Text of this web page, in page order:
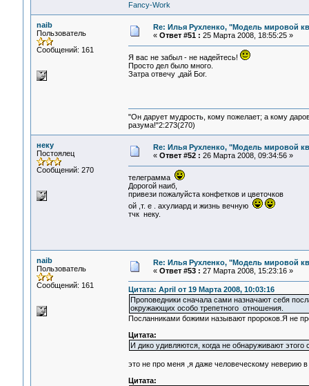
Fancy-Work
naib
Пользователь
Сообщений: 161
Re: Илья Рухленко, "Модель мировой
« Ответ #51 : 25 Марта 2008, 18:55:25 »
Я вас не забыл - не надейтесь!
Просто дел было много.
Затра отвечу ,дай Бог.
"Он дарует мудрость, кому пожелает; а кому
разума!"2:273(270)
неку
Постоялец
Сообщений: 270
Re: Илья Рухленко, "Модель мировой
« Ответ #52 : 26 Марта 2008, 09:34:56 »
телеграмма
Дорогой наиб,
привези пожалуйста конфетков и цветочков
ой ,т. е . ахулиард и жизнь вечную
тчк неку.
naib
Пользователь
Сообщений: 161
Re: Илья Рухленко, "Модель мировой
« Ответ #53 : 27 Марта 2008, 15:23:16 »
Цитата: April от 19 Марта 2008, 10:03:16
Проповедники сначала сами назначают себя
окружающих особо трепетного отношения.
Посланниками божими называют пророков.Я не
Цитата:
И дико удивляются, когда не обнаруживают этого
это не про меня ,я даже человеческому неверию
Цитата: